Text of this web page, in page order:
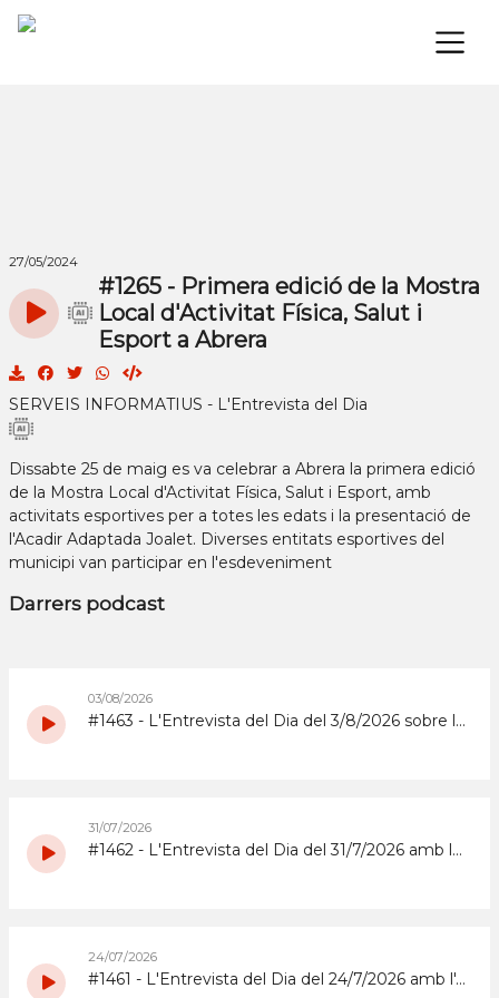
×
27/05/2024
#1265 - Primera edició de la Mostra
Local d'Activitat Física, Salut i
Esport a Abrera
SERVEIS INFORMATIUS - L'Entrevista del Dia
Dissabte 25 de maig es va celebrar a Abrera la primera edició
de la Mostra Local d'Activitat Física, Salut i Esport, amb
activitats esportives per a totes les edats i la presentació de
l'Acadir Adaptada Joalet. Diverses entitats esportives del
municipi van participar en l'esdeveniment
Darrers podcast
03/08/2026
#1463 - L'Entrevista del Dia del 3/8/2026 sobre la Copa d'Espanya de Superenduro a Abrera
31/07/2026
#1462 - L'Entrevista del Dia del 31/7/2026 amb la coordinadora i els participants del grup de grans del Casal d'Estiu Municipal de 2026
24/07/2026
#1461 - L'Entrevista del Dia del 24/7/2026 amb l'Abrera Gimnàstic Club